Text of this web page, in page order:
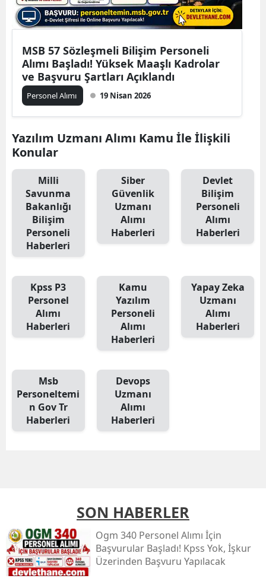
MSB 57 Sözleşmeli Bilişim Personeli
Alımı Başladı! Yüksek Maaşlı Kadrolar
ve Başvuru Şartları Açıklandı
Personel Alımı 19 Nisan 2026
Yazılım Uzmanı Alımı Kamu İle İlişkili
Konular
Milli
Savunma
Bakanlığı
Bilişim
Personeli
Haberleri
Siber
Güvenlik
Uzmanı
Alımı
Haberleri
Devlet
Bilişim
Personeli
Alımı
Haberleri
Kpss P3
Personel
Alımı
Haberleri
Kamu
Yazılım
Personeli
Alımı
Haberleri
Yapay Zeka
Uzmanı
Alımı
Haberleri
Msb
Personeltemi
n Gov Tr
Haberleri
Devops
Uzmanı
Alımı
Haberleri
SON HABERLER
Ogm 340 Personel Alımı İçin
Başvurular Başladı! Kpss Yok, İşkur
Üzerinden Başvuru Yapılacak